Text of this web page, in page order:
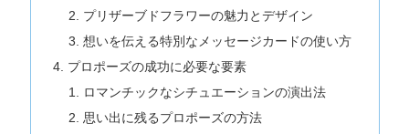
プリザーブドフラワーの魅力とデザイン
想いを伝える特別なメッセージカードの使い方
プロポーズの成功に必要な要素
ロマンチックなシチュエーションの演出法
思い出に残るプロポーズの方法